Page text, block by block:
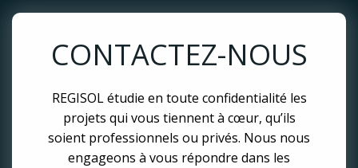
CONTACTEZ-NOUS
REGISOL étudie en toute confidentialité les
projets qui vous tiennent à cœur, qu’ils
soient professionnels ou privés. Nous nous
engageons à vous répondre dans les